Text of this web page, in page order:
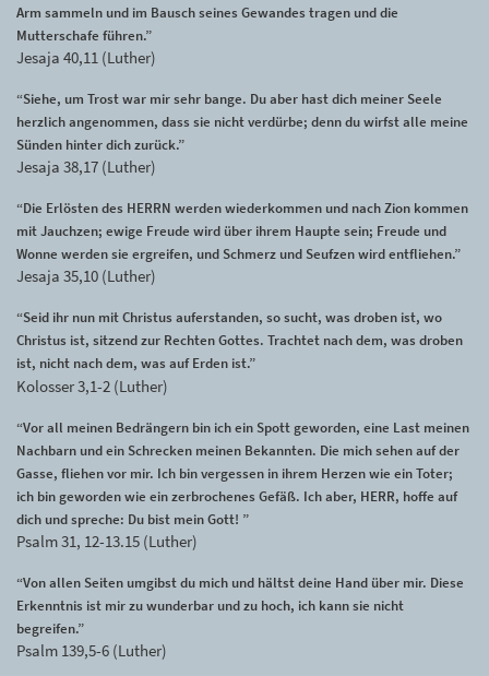
Arm sammeln und im Bausch seines Gewandes tragen und die
Mutterschafe führen.”
Jesaja 40,11 (Luther)
“Siehe, um Trost war mir sehr bange. Du aber hast dich meiner Seele
herzlich angenommen, dass sie nicht verdürbe; denn du wirfst alle meine
Sünden hinter dich zurück.”
Jesaja 38,17 (Luther)
“Die Erlösten des HERRN werden wiederkommen und nach Zion kommen
mit Jauchzen; ewige Freude wird über ihrem Haupte sein; Freude und
Wonne werden sie ergreifen, und Schmerz und Seufzen wird entfliehen.”
Jesaja 35,10 (Luther)
“Seid ihr nun mit Christus auferstanden, so sucht, was droben ist, wo
Christus ist, sitzend zur Rechten Gottes. Trachtet nach dem, was droben
ist, nicht nach dem, was auf Erden ist.”
Kolosser 3,1-2 (Luther)
“Vor all meinen Bedrängern bin ich ein Spott geworden, eine Last meinen
Nachbarn und ein Schrecken meinen Bekannten. Die mich sehen auf der
Gasse, fliehen vor mir. Ich bin vergessen in ihrem Herzen wie ein Toter;
ich bin geworden wie ein zerbrochenes Gefäß. Ich aber, HERR, hoffe auf
dich und spreche: Du bist mein Gott! ”
Psalm 31, 12-13.15 (Luther)
“Von allen Seiten umgibst du mich und hältst deine Hand über mir. Diese
Erkenntnis ist mir zu wunderbar und zu hoch, ich kann sie nicht
begreifen.”
Psalm 139,5-6 (Luther)